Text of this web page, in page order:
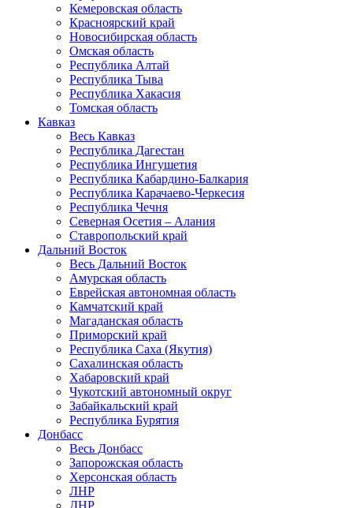
Кемеровская область
Красноярский край
Новосибирская область
Омская область
Республика Алтай
Республика Тыва
Республика Хакасия
Томская область
Кавказ
Весь Кавказ
Республика Дагестан
Республика Ингушетия
Республика Кабардино-Балкария
Республика Карачаево-Черкесия
Республика Чечня
Северная Осетия – Алания
Ставропольский край
Дальний Восток
Весь Дальний Восток
Амурская область
Еврейская автономная область
Камчатский край
Магаданская область
Приморский край
Республика Саха (Якутия)
Сахалинская область
Хабаровский край
Чукотский автономный округ
Забайкальский край
Республика Бурятия
Донбасс
Весь Донбасс
Запорожская область
Херсонская область
ЛНР
ДНР